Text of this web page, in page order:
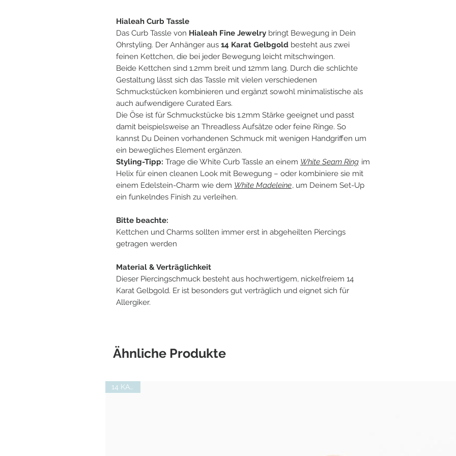
Hialeah Curb Tassle
Das Curb Tassle von Hialeah Fine Jewelry bringt Bewegung in Dein
Ohrstyling. Der Anhänger aus 14 Karat Gelbgold besteht aus zwei
feinen Kettchen, die bei jeder Bewegung leicht mitschwingen.
Beide Kettchen sind 1.2mm breit und 12mm lang. Durch die schlichte
Gestaltung lässt sich das Tassle mit vielen verschiedenen
Schmuckstücken kombinieren und ergänzt sowohl minimalistische als
auch aufwendigere Curated Ears.
Die Öse ist für Schmuckstücke bis 1.2mm Stärke geeignet und passt
damit beispielsweise an Threadless Aufsätze oder feine Ringe. So
kannst Du Deinen vorhandenen Schmuck mit wenigen Handgriffen um
ein bewegliches Element ergänzen.
Styling-Tipp: Trage die White Curb Tassle an einem White Seam Ring im
Helix für einen cleanen Look mit Bewegung – oder kombiniere sie mit
einem Edelstein-Charm wie dem White Madeleine, um Deinem Set-Up
ein funkelndes Finish zu verleihen.
Bitte beachte:
Kettchen und Charms sollten immer erst in abgeheilten Piercings
getragen werden
Material & Verträglichkeit
Dieser Piercingschmuck besteht aus hochwertigem, nickelfreiem 14
Karat Gelbgold. Er ist besonders gut verträglich und eignet sich für
Allergiker.
Ähnliche Produkte